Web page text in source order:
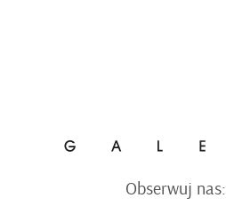
Obserwuj nas: